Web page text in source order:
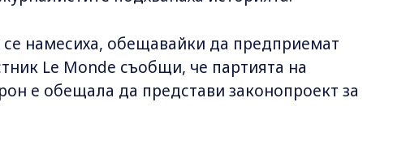
намесиха, обещавайки да предприемат
Le Monde съобщи, че партията на
е обещала да представи законопроект за